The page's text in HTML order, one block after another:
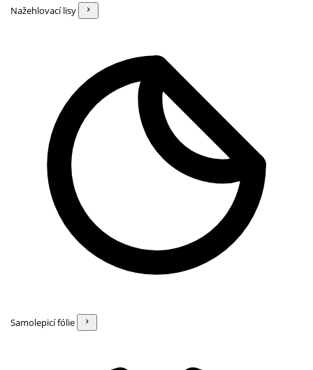
Nažehlovací lisy
Samolepicí fólie